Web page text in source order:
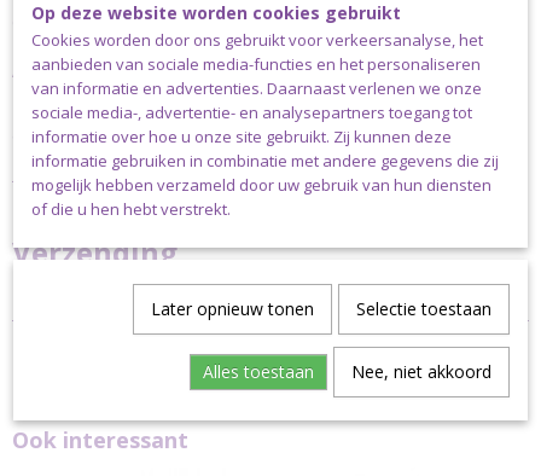
Gewicht bol: 250 gram
Looplengte: 1000 meter
Advies dikte haaknaald: 2.5 - 3 mm
Persoonlijk haak ik dit garen met een 3.5mm of een 4mm
afhankelijk van het project.
Je kan de Colour Cake matchen met de bijbehorende Durable
Piece of Cake.
Verzending
Dit garen kan uitsluitend verstuurd worden via pakket post.
Ook interessant
Op deze website worden cookies gebruikt
Cookies worden door ons gebruikt voor verkeersanalyse, het
aanbieden van sociale media-functies en het personaliseren
van informatie en advertenties. Daarnaast verlenen we onze
sociale media-, advertentie- en analysepartners toegang tot
informatie over hoe u onze site gebruikt. Zij kunnen deze
informatie gebruiken in combinatie met andere gegevens die zij
mogelijk hebben verzameld door uw gebruik van hun diensten
of die u hen hebt verstrekt.
Later opnieuw tonen Selectie toestaan
Alles toestaan Nee, niet akkoord